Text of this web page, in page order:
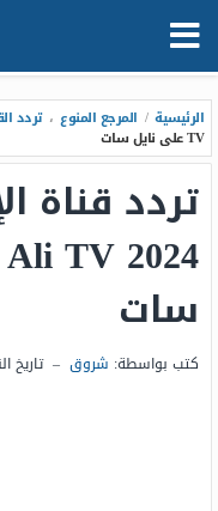
الرئيسية / المرجع المنوع ، تردد
TV على نايل سات
تردد قناة
سات
كتب بواسطة: شروق – تاريخ